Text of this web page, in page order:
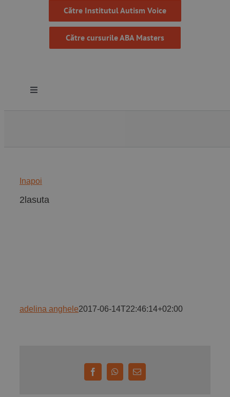
Către Institutul Autism Voice
Către cursurile ABA Masters
Toggle
Programe
Inapoi
2lasuta
adelina anghele2017-06-14T22:46:14+02:00
FacebookWhatsApp
E-